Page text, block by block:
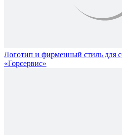
Логотип и фирменный стиль для
«Горсервис»